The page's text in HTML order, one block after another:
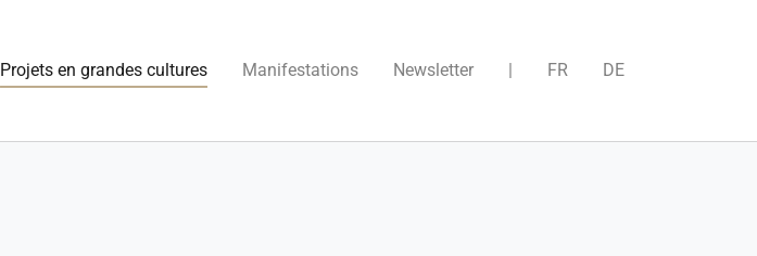
Projets en grandes cultures(current)Manifestations Newsletter | FR DE